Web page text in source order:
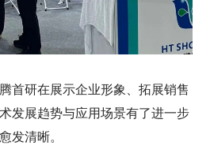
首研在展示企业形象、拓展销售
发展趋势与应用场景有了进一步
发清晰。